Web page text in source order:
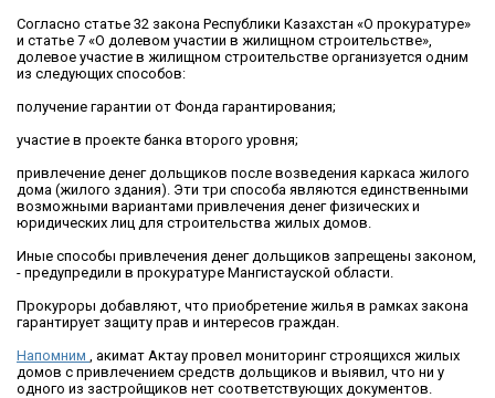
Согласно статье 32 закона Республики Казахстан «О прокуратуре»
и статье 7 «О долевом участии в жилищном строительстве»,
долевое участие в жилищном строительстве организуется одним
из следующих способов:
получение гарантии от Фонда гарантирования;
участие в проекте банка второго уровня;
привлечение денег дольщиков после возведения каркаса жилого
дома (жилого здания). Эти три способа являются единственными
возможными вариантами привлечения денег физических и
юридических лиц для строительства жилых домов.
Иные способы привлечения денег дольщиков запрещены законом,
- предупредили в прокуратуре Мангистауской области.
Прокуроры добавляют, что приобретение жилья в рамках закона
гарантирует защиту прав и интересов граждан.
Напомним
, акимат Актау провел мониторинг строящихся жилых
домов с привлечением средств дольщиков и выявил, что ни у
одного из застройщиков нет соответствующих документов.